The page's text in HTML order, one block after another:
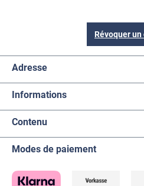
Révoquer
Adresse
Informations
Contenu
Modes de paiement